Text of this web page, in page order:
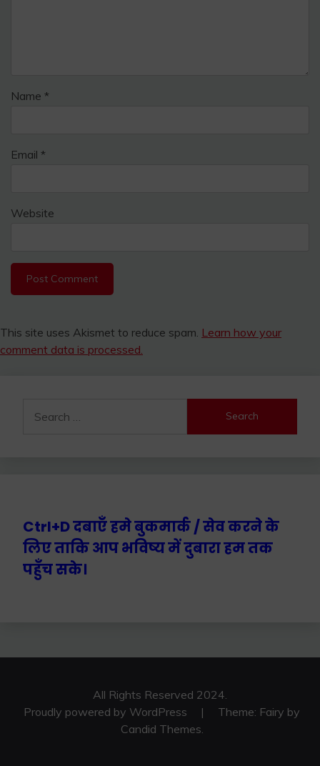
Name *
Email *
Website
This site uses Akismet to reduce spam. Learn how your
comment data is processed.
for:
Ctrl+D दबाएँ हमे बुकमार्क / सेव करने के
लिए ताकि आप भविष्य में दुबारा हम तक
पहुँच सके।
All Rights Reserved 2024.
Proudly powered by WordPress
|
Theme: Fairy by
Candid Themes